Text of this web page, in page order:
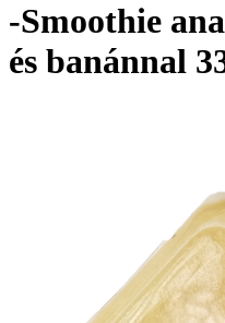
-Smoothie
és banánnal